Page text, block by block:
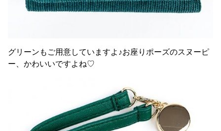
グリーンもご用意していますよ♪お座りポーズのスヌーピ
ー、かわいいですよね♡